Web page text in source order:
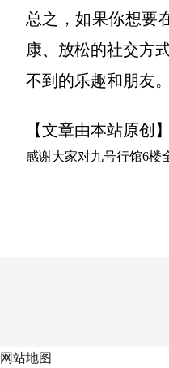
总之，如果你想要
康、放松的社交方
不到的乐趣和朋友。
【文章由本站原创】
感谢大家对九号行馆6楼
网站地图